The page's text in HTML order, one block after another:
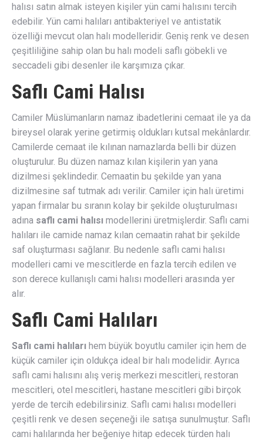
halısı satın almak isteyen kişiler yün cami halısını tercih
edebilir. Yün cami halıları antibakteriyel ve antistatik
özelliği mevcut olan halı modelleridir. Geniş renk ve desen
çeşitliliğine sahip olan bu halı modeli saflı göbekli ve
seccadeli gibi desenler ile karşımıza çıkar.
Saflı Cami Halısı
Camiler Müslümanların namaz ibadetlerini cemaat ile ya da
bireysel olarak yerine getirmiş oldukları kutsal mekânlardır.
Camilerde cemaat ile kılınan namazlarda belli bir düzen
oluşturulur. Bu düzen namaz kılan kişilerin yan yana
dizilmesi şeklindedir. Cemaatin bu şekilde yan yana
dizilmesine saf tutmak adı verilir. Camiler için halı üretimi
yapan firmalar bu sıranın kolay bir şekilde oluşturulması
adına saflı cami halısı modellerini üretmişlerdir. Saflı cami
halıları ile camide namaz kılan cemaatin rahat bir şekilde
saf oluşturması sağlanır. Bu nedenle saflı cami halısı
modelleri cami ve mescitlerde en fazla tercih edilen ve
son derece kullanışlı cami halısı modelleri arasında yer
alır.
Saflı Cami Halıları
Saflı cami halıları hem büyük boyutlu camiler için hem de
küçük camiler için oldukça ideal bir halı modelidir. Ayrıca
saflı cami halısını alış veriş merkezi mescitleri, restoran
mescitleri, otel mescitleri, hastane mescitleri gibi birçok
yerde de tercih edebilirsiniz. Saflı cami halısı modelleri
çeşitli renk ve desen seçeneği ile satışa sunulmuştur. Saflı
cami halılarında her beğeniye hitap edecek türden halı